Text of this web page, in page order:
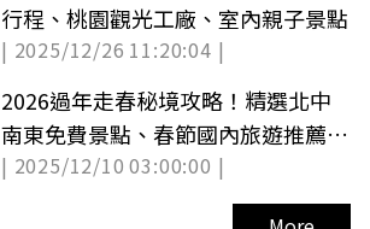
行程、桃園觀光工廠、室內親子景點
| 2025/12/26 11:20:04 |
2026過年走春秘境攻略！精選北中
南東免費景點、春節國內旅遊推薦
（中獎公布）
| 2025/12/10 03:00:00 |